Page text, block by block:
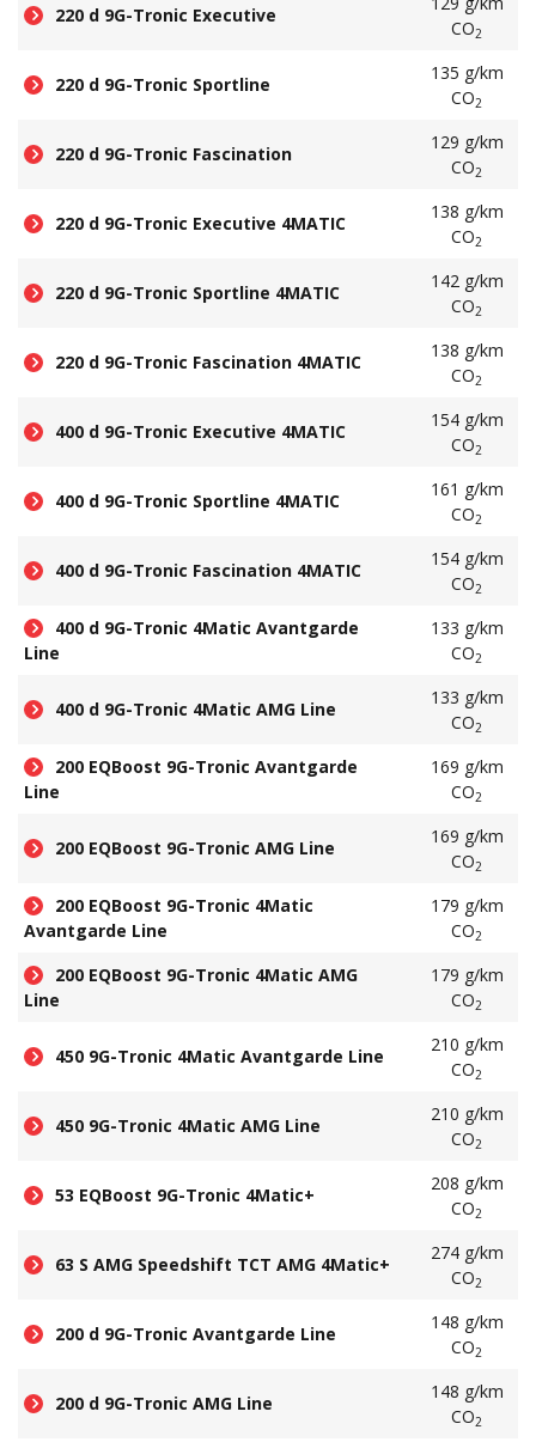
220 d 9G-Tronic Executive
CO2
220 d 9G-Tronic Sportline
135 g/km
CO2
220 d 9G-Tronic Fascination
129 g/km
CO2
220 d 9G-Tronic Executive 4MATIC
138 g/km
CO2
220 d 9G-Tronic Sportline 4MATIC
142 g/km
CO2
220 d 9G-Tronic Fascination 4MATIC
138 g/km
CO2
400 d 9G-Tronic Executive 4MATIC
154 g/km
CO2
400 d 9G-Tronic Sportline 4MATIC
161 g/km
CO2
400 d 9G-Tronic Fascination 4MATIC
154 g/km
CO2
400 d 9G-Tronic 4Matic Avantgarde
Line
133 g/km
CO2
400 d 9G-Tronic 4Matic AMG Line
133 g/km
CO2
200 EQBoost 9G-Tronic Avantgarde
Line
169 g/km
CO2
200 EQBoost 9G-Tronic AMG Line
169 g/km
CO2
200 EQBoost 9G-Tronic 4Matic
Avantgarde Line
179 g/km
CO2
200 EQBoost 9G-Tronic 4Matic AMG
Line
179 g/km
CO2
450 9G-Tronic 4Matic Avantgarde Line
210 g/km
CO2
450 9G-Tronic 4Matic AMG Line
210 g/km
CO2
53 EQBoost 9G-Tronic 4Matic+
208 g/km
CO2
63 S AMG Speedshift TCT AMG 4Matic+
274 g/km
CO2
200 d 9G-Tronic Avantgarde Line
148 g/km
CO2
200 d 9G-Tronic AMG Line
148 g/km
CO2